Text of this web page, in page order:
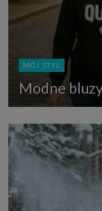
MÓJ STYL
Modne